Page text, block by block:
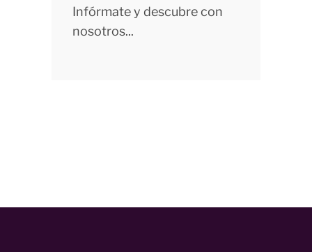
Infórmate y descubre con
nosotros...